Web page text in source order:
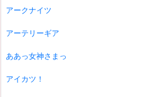
アークナイツ
アーテリーギア
ああっ女神さまっ
アイカツ！